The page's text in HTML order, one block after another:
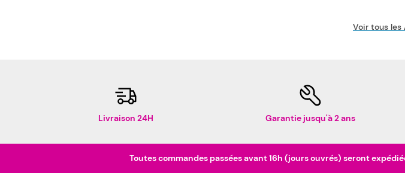
Voir tous les
Livraison 24H Garantie jusqu'à 2 ans
Toutes commandes passées avant 16h (jours ouvrés) seront